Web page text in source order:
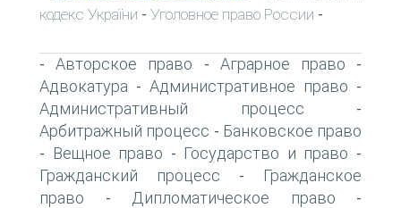
кодекс України - Уголовное право России -
-Авторское право - Аграрное право -
Адвокатура - Административное право -
Административный процесс -
Арбитражный процесс - Банковское право
- Вещное право - Государство и право -
Гражданский процесс -
Гражданское
право - Дипломатическое право -